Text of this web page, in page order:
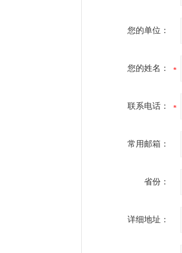
您的单位：
您的姓名：
联系电话：
常用邮箱：
省份：
详细地址：